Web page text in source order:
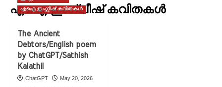
എഐ ഇംഗ്ലീഷ് കവിതകൾ
എഐ ഇംഗ്ലീഷ് കവിതകൾ
The Ancient
Debtors/English poem
by ChatGPT/Sathish
Kalathil
ChatGPT May 20, 2026